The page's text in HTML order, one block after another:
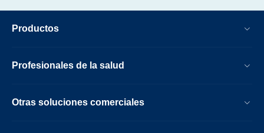
Productos
Profesionales de la salud
Otras soluciones comerciales